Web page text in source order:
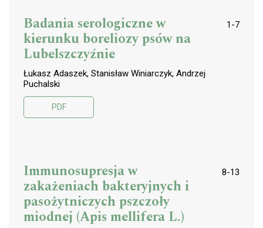
Badania serologiczne w
kierunku boreliozy psów na
Lubelszczyźnie
1-7
Łukasz Adaszek, Stanisław Winiarczyk, Andrzej
Puchalski
PDF
Immunosupresja w
zakażeniach bakteryjnych i
pasożytniczych pszczoły
miodnej (Apis mellifera L.)
8-13